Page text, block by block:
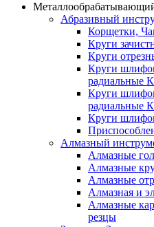
Абразивный
Корщетки,
Круги
Круги
Круги
радиальные
Круги
радиальные
Круги
Алмазный
Алмазные
Алмазные
Алмазные
Алмазная и
Алмазные
резцы